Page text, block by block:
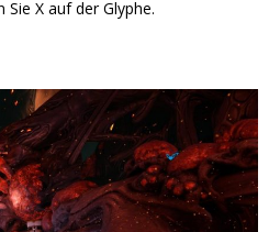
X auf der Glyphe.